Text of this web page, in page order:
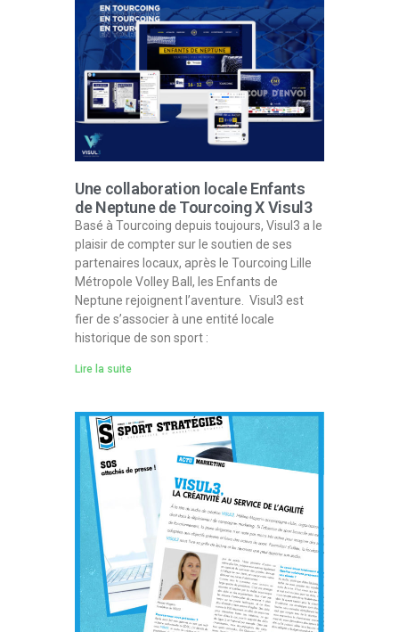
Une collaboration locale Enfants
de Neptune de Tourcoing X Visul3
Basé à Tourcoing depuis toujours, Visul3 a le
plaisir de compter sur le soutien de ses
partenaires locaux, après le Tourcoing Lille
Métropole Volley Ball, les Enfants de
Neptune rejoignent l’aventure. Visul3 est
fier de s’associer à une entité locale
historique de son sport :
Lire la suite